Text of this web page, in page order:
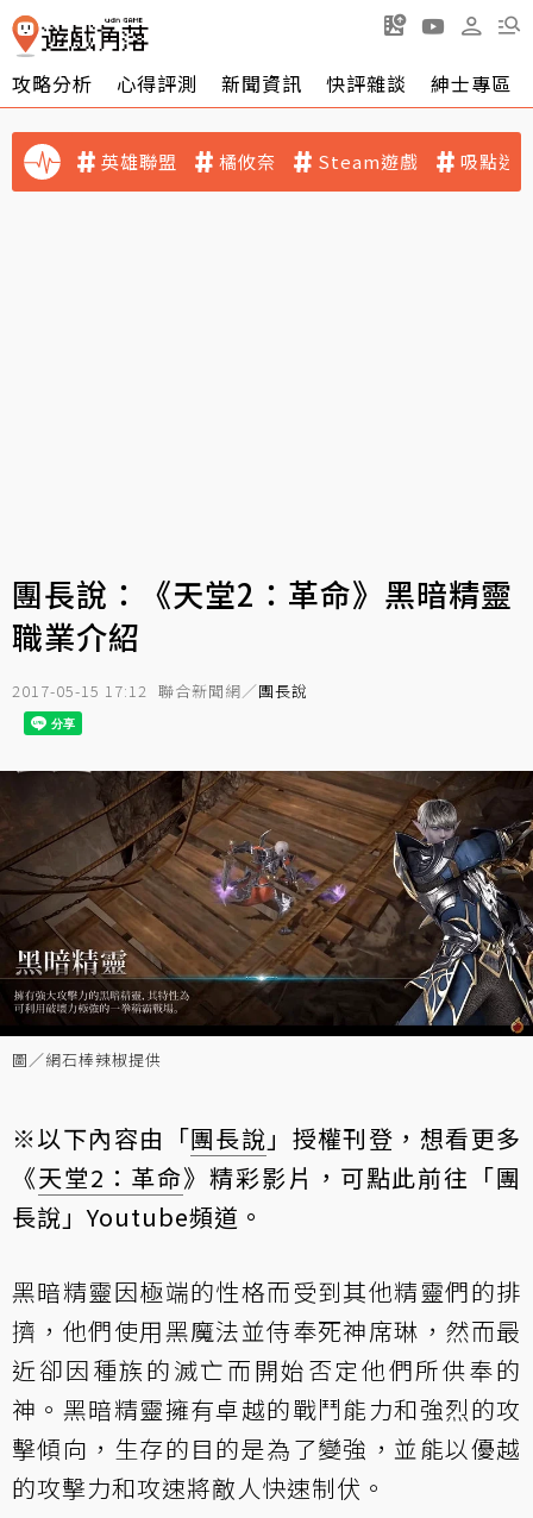
攻略分析 心得評測 新聞資訊 快評雜談 紳士專區
英雄聯盟 橘攸奈 Steam遊戲 吸點迷
團長說：《天堂2：革命》黑暗精靈
職業介紹
2017-05-15 17:12 聯合新聞網／團長說
圖／網石棒辣椒提供
※以下內容由「團長說 」授權刊登，想看更多
《天堂2：革命》精彩影片，可點此前往「團
長說」Youtube頻道 。
黑暗精靈因極端的性格而受到其他精靈們的排
擠，他們使用黑魔法並侍奉死神席琳，然而最
近卻因種族的滅亡而開始否定他們所供奉的
神。黑暗精靈擁有卓越的戰鬥能力和強烈的攻
擊傾向，生存的目的是為了變強，並能以優越
的攻擊力和攻速將敵人快速制伏。